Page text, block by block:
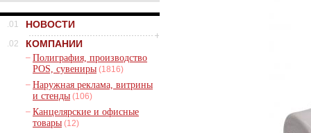
.01 НОВОСТИ
.02 КОМПАНИИ
– Полиграфия, производство
POS, сувениры (1816)
– Наружная реклама, витрины
и стенды (106)
– Канцелярские и офисные
товары (12)